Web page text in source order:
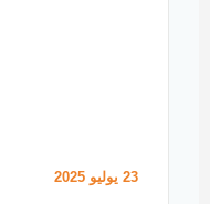
23 يوليو 2025